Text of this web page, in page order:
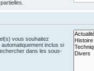
vous souhaitez
inclus si
dans les sous-